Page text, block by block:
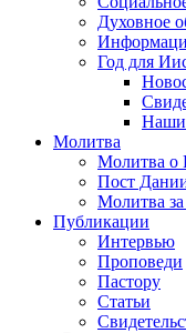
Духовное
Год для
Наши
Молитва
Молитва о
Пост
Молитва
Публикации
Интервью
Проповеди
Пастору
Статьи